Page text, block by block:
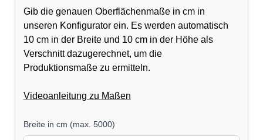
Gib die genauen Oberflächenmaße in cm in
unseren Konfigurator ein. Es werden automatisch
10 cm in der Breite und 10 cm in der Höhe als
Verschnitt dazugerechnet, um die
Produktionsmaße zu ermitteln.
Videoanleitung zu Maßen
Breite in cm (max. 5000)